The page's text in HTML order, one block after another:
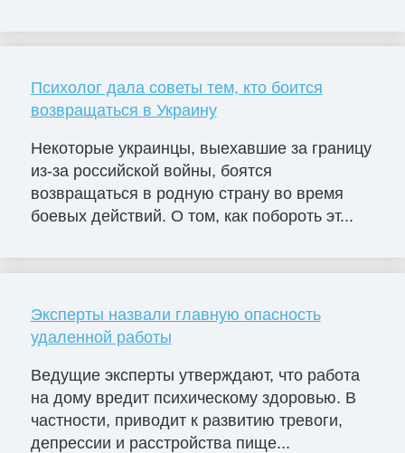
Психолог дала советы тем, кто боится
возвращаться в Украину
Некоторые украинцы, выехавшие за границу
из-за российской войны, боятся
возвращаться в родную страну во время
боевых действий. О том, как побороть эт...
Эксперты назвали главную опасность
удаленной работы
Ведущие эксперты утверждают, что работа
на дому вредит психическому здоровью. В
частности, приводит к развитию тревоги,
депрессии и расстройства пище...